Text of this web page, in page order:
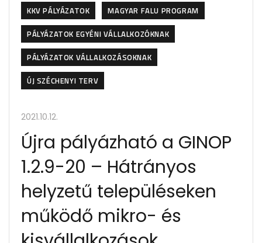
KKV PÁLYÁZATOK
MAGYAR FALU PROGRAM
PÁLYÁZATOK EGYÉNI VÁLLALKOZÓKNAK
PÁLYÁZATOK VÁLLALKOZÁSOKNAK
ÚJ SZÉCHENYI TERV
2021.10.12.
Újra pályázható a GINOP
1.2.9-20 – Hátrányos
helyzetű településeken
működő mikro- és